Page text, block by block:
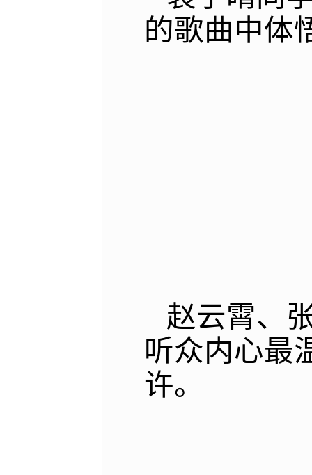
的歌曲中体
赵云霄、
听众内心最
许。